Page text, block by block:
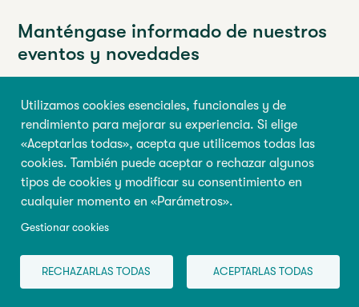
Utilizamos cookies esenciales, funcionales y de
rendimiento para mejorar su experiencia. Si elige
«Aceptarlas todas», acepta que utilicemos todas las
cookies. También puede aceptar o rechazar algunos
tipos de cookies y modificar su consentimiento en
cualquier momento en «Parámetros».
Gestionar cookies
RECHAZARLAS TODAS ACEPTARLAS TODAS
Manténgase informado de nuestros
eventos y novedades
Nombre de pila Apellido
Inscribirse
utilización|Gestionar cookies